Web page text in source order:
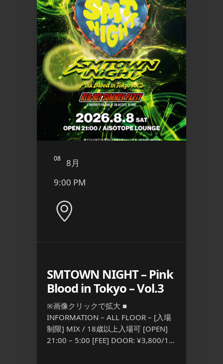
08
8月
9:00 PM
SMTOWN NIGHT – Pink
Blood in Tokyo – Vol.3
※画像クリックで拡大 ■
INFORMATION – ALL FLOOR – [入場
制限] MIX / 18歳以上入場可 [OPEN]
21:00 – 5:00 [FEE] DOOR: ¥3,800/1D